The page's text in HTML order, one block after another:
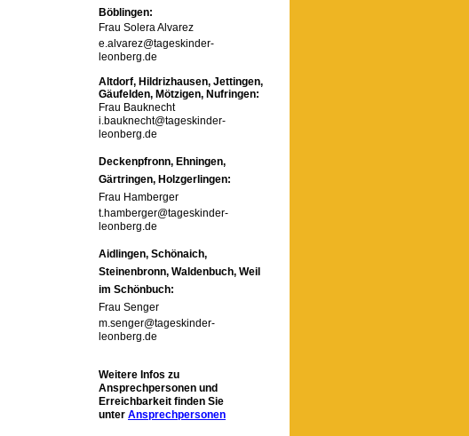
Böblingen:
Frau Solera Alvarez
e.alvarez@tageskinder-
leonberg.de
Altdorf, Hildrizhausen, Jettingen,
Gäufelden, Mötzigen, Nufringen:
Frau Bauknecht
i.bauknecht@tageskinder-
leonberg.de
Deckenpfronn, Ehningen,
Gärtringen, Holzgerlingen:
Frau Hamberger
t.hamberger@tageskinder-
leonberg.de
Aidlingen, Schönaich,
Steinenbronn, Waldenbuch, Weil
im Schönbuch:
Frau Senger
m.senger@tageskinder-
leonberg.de
Weitere Infos zu
Ansprechpersonen und
Erreichbarkeit finden Sie
unter Ansprechpersonen